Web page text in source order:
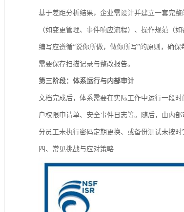
基于差距分析结果，企业需设计并建立一套完
（如变更管理、事件响应流程）、操作规范（
编写应遵循“说你所做，做你所写”的原则，确
需要保存扫描记录与整改报告。
第三阶段：体系运行与内部审计
文档完成后，体系需要在实际工作中运行一段
户权限申请单、安全事件日志等。随后，由内
分员工未执行密码定期更换、或备份测试未按
四、常见挑战与应对策略